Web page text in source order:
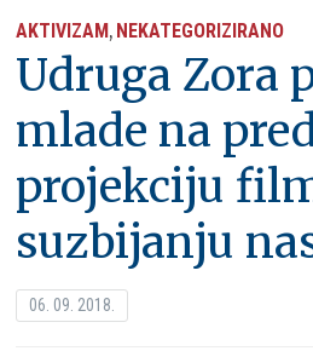
AKTIVIZAM, NEKATEGORIZIRANO
Udruga Zora
mlade na
projekciju
suzbijanju
06. 09. 2018.